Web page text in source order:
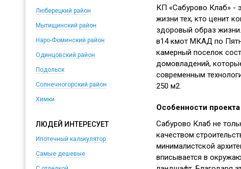
Люберецкий район
Мытищинский район
Наро-Фоминский район
Одинцовский район
Подольск
Солнечногорский район
Химки
ЛЮДЕЙ ИНТЕРЕСУЕТ
Ипотечный калькулятор
Самые дешевые
КП «Сабурово Клаб» -
жизни тех, кто ценит
здоровый образ
в14 кмот МКАД по
камерный поселок
домовладений,
современным
250 м2.
Особенности проекта
Сабурово Клаб не
качеством
минималистской
вписывается в